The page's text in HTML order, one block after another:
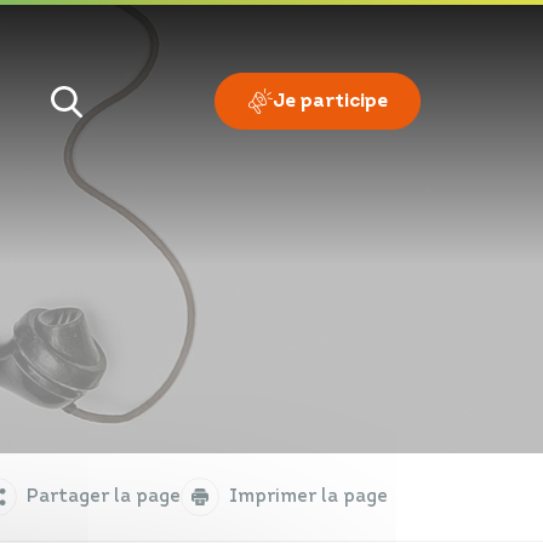
Je participe
Partager la page Imprimer la page